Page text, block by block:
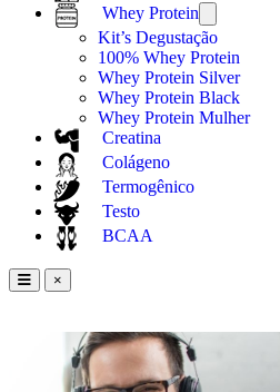
Whey Protein
Kit’s Degustação
100% Whey Protein
Whey Protein Silver
Whey Protein Black
Whey Protein Mulher
Creatina
Colágeno
Termogênico
Testo
BCAA
×